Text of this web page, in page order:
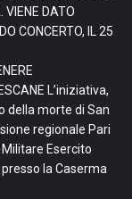
DATO
CONCERTO, IL 25
L’iniziativa,
della morte di San
regionale Pari
Esercito
la Caserma